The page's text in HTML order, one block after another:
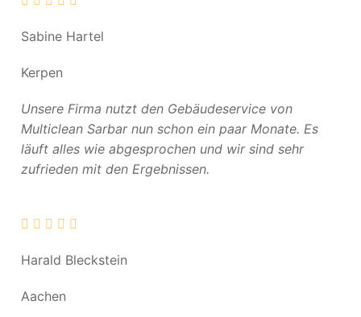
Sabine Hartel
Kerpen
Unsere Firma nutzt den Gebäudeservice von
Multiclean Sarbar nun schon ein paar Monate. Es
läuft alles wie abgesprochen und wir sind sehr
zufrieden mit den Ergebnissen.
Harald Bleckstein
Aachen